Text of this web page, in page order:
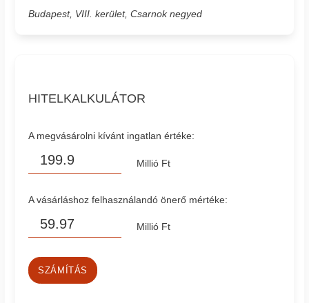
Budapest, VIII. kerület, Csarnok negyed
HITELKALKULÁTOR
A megvásárolni kívánt ingatlan értéke:
Millió Ft
A vásárláshoz felhasználandó önerő mértéke:
Millió Ft
SZÁMÍTÁS